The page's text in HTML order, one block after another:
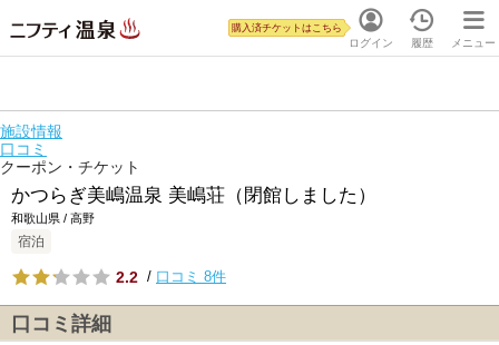
ログイン
購入済チケットはこちら
履歴 メニュー
施設情報
口コミ
クーポン・チケット
かつらぎ美嶋温泉 美嶋荘（閉館しました）
和歌山県 / 高野
宿泊
2.2 / 口コミ 8件
口コミ詳細